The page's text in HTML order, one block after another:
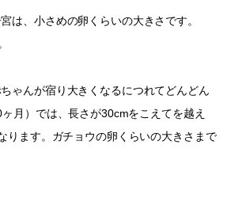
は、小さめの卵くらいの大きさです。
ゃんが宿り大きくなるにつれてどんどん
月）では、長さが30cmをこえてを越え
ります。ガチョウの卵くらいの大きさまで